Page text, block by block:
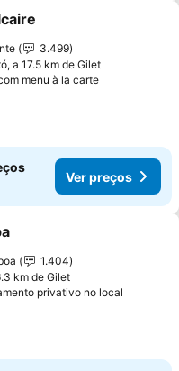
aos favoritos
3.499
a 17.5 km de Gilet
menu à la carteVer preços
Ver preços
aos favoritos
1.404
km de Gilet
privativo no local